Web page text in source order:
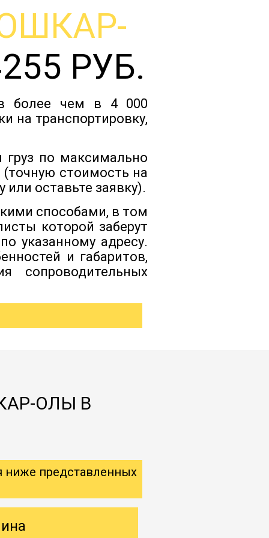
Тарифы
Отзывы
Статьи
Новости
Документы
Контакты
РУБ.
более чем в 4 000
на транспортировку,
по максимально
стоимость на
или оставьте заявку).
способами, в том
которой заберут
указанному адресу.
и габаритов,
сопроводительных
ОЛЫ В
ниже представленных